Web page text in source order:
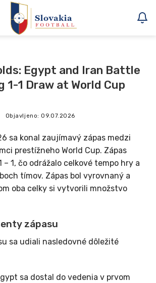
Egypt and Iran Battle
1-1 Draw at World Cup
Objavljeno:09.07.2026
sa konal zaujímavý zápas medzi
prestížneho World Cup. Zápas
– 1, čo odrážalo celkové tempo hry a
tímov. Zápas bol vyrovnaný a
oba celky si vytvorili množstvo
zápasu
sa udiali nasledovné dôležité
sa dostal do vedenia v prvom